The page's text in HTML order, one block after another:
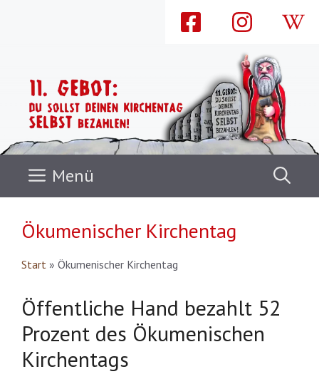
Menü
Ökumenischer Kirchentag
Start » Ökumenischer Kirchentag
Öffentliche Hand bezahlt 52
Prozent des Ökumenischen
Kirchentags